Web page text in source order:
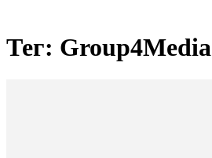
Тег: Group4Media